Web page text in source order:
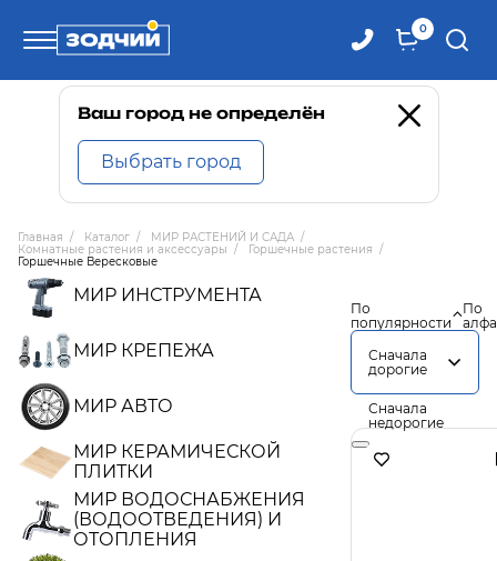
0
Телефоны
8 800 100-71-71
8 (4242) 30-00-27
Ваш город не определён
Выбрать город
Главная / Каталог / МИР РАСТЕНИЙ И САДА /
Комнатные растения и аксессуары / Горшечные растения /
Горшечные Вересковые
МИР ИНСТРУМЕНТА
МИР КРЕПЕЖА
МИР АВТО
МИР КЕРАМИЧЕСКОЙ
ПЛИТКИ
МИР ВОДОСНАБЖЕНИЯ
(ВОДООТВЕДЕНИЯ) И
ОТОПЛЕНИЯ
По
популярности
По
Сначала
дорогие
Сначала
недорогие